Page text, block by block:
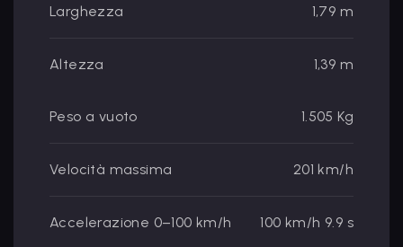
Larghezza 1,79 m
Altezza 1,39 m
Peso a vuoto 1.505 Kg
Velocità massima 201 km/h
Accelerazione 0–100 km/h 100 km/h 9.9 s